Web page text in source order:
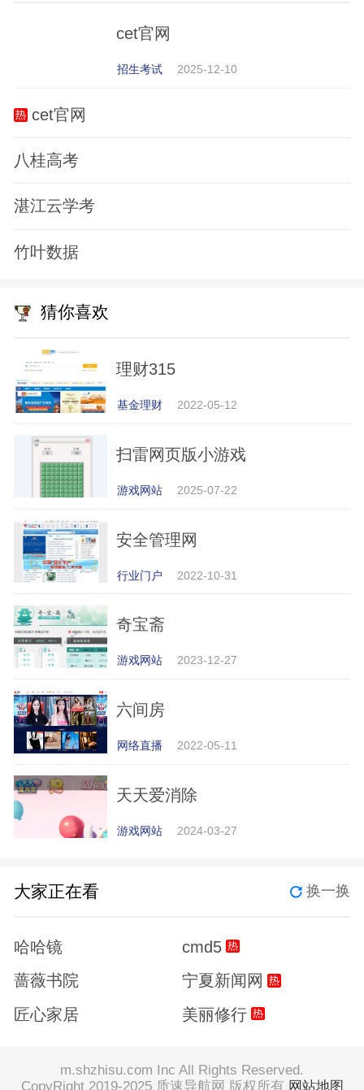
cet官网
招生考试 2025-12-10
cet官网
八桂高考
湛江云学考
竹叶数据
猜你喜欢
理财315
基金理财 2022-05-12
扫雷网页版小游戏
游戏网站 2025-07-22
安全管理网
行业门户 2022-10-31
奇宝斋
游戏网站 2023-12-27
六间房
网络直播 2022-05-11
天天爱消除
游戏网站 2024-03-27
大家正在看 换一换
哈哈镜
cmd5
蔷薇书院
宁夏新闻网
匠心家居
美丽修行
m.shzhisu.com Inc All Rights Reserved.
CopyRight 2019-2025 质速导航网 版权所有 网站地图